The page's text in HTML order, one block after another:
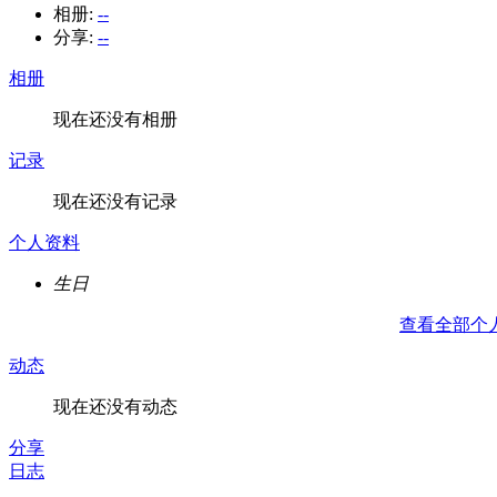
相册: --
分享: --
相册
现在还没有相册
记录
现在还没有记录
个人资料
生日
查看全部个
动态
现在还没有动态
分享
日志